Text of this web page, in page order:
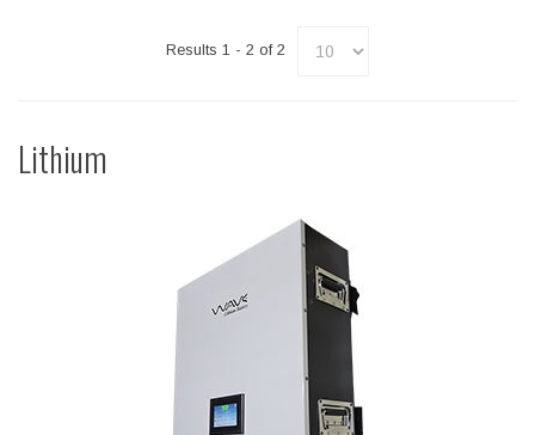
Results 1 - 2 of 2
Lithium